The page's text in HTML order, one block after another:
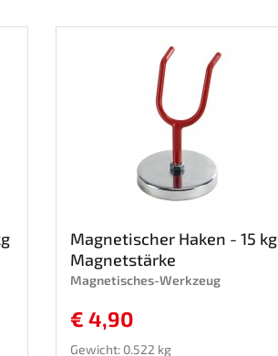
Magnetischer Haken - 15 kg
Magnetstärke
Magnetisches-Werkzeug
€ 4,90
Gewicht: 0.522 kg